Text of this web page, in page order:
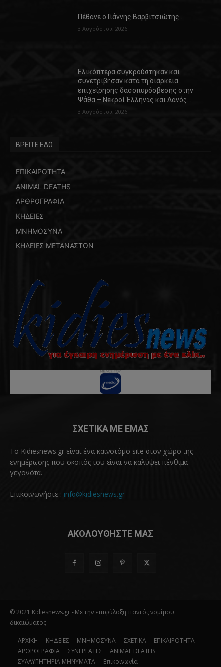
Πέθανε ο Γιάννης Βαρβιτσιώτης…
3 Αυγούστου, 2026
Ελικόπτερα συγκρούστηκαν και
συνετρίβησαν κατά τη διάρκεια
επιχείρησης δασοπυρόσβεσης στην
Ψάθα – Νεκροί Έλληνας και Δανός…
3 Αυγούστου, 2026
ΒΡΕΙΤΕ ΕΔΩ
ΕΠΙΚΑΙΡΟΤΗΤΑ
ANIMAL DEATHS
ΑΡΘΡΟΓΡΑΦΙΑ
ΚΗΔΕΙΕΣ
ΜΝΗΜΟΣΥΝΑ
ΚΗΔΕΙΕΣ ΜΕΤΑΝΑΣΤΩΝ
ΣΧΕΤΙΚΑ ΜΕ ΕΜΑΣ
Το Kidiesnews.gr είναι ένα καινοτόμο site στον χώρο της
ενημέρωσης που σκοπός του είναι να καλύψει πένθιμα
γεγονότα.
Επικοινωνήστε : info@kidiesnews.gr
ΑΚΟΛΟΥΘΗΣΤΕ ΜΑΣ
© 2021 Kidiesnews.gr - Με την επιφύλαξη παντός νομίμου
δικαιώματος
ΑΡΧΙΚΗ ΚΗΔΕΙΕΣ ΜΝΗΜΟΣΥΝΑ ΣΧΕΤΙΚΑ
ΕΠΙΚΑΙΡΟΤΗΤΑ
ΑΡΘΡΟΓΡΑΦΙΑ
ΣΥΝΕΡΓΑΤΕΣ
ANIMAL DEATHS
ΣΥΛΛΥΠΗΤΗΡΙΑ ΜΗΝΥΜΑΤΑ
Επικοινωνία